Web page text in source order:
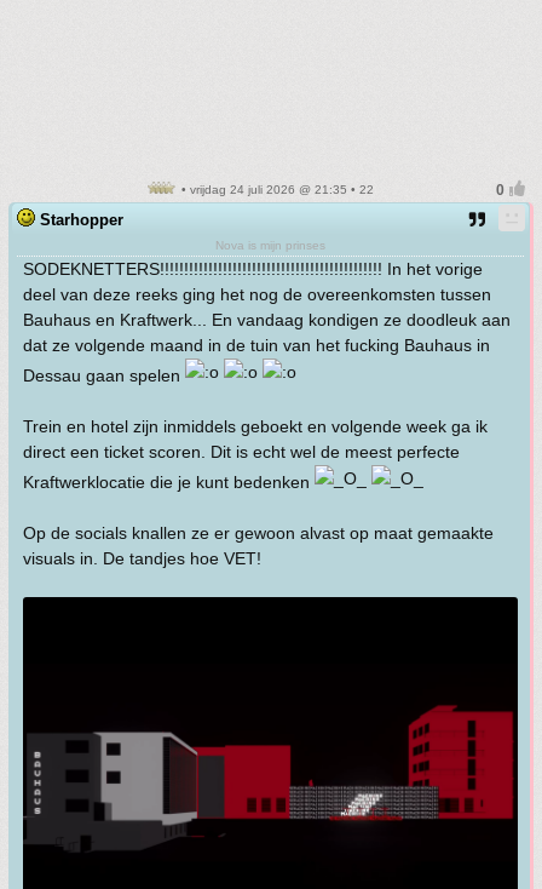
• vrijdag 24 juli 2026 @ 21:35 • 22
Starhopper
Nova is mijn prinses
SODEKNETTERS!!!!!!!!!!!!!!!!!!!!!!!!!!!!!!!!!!!!!!!!!!!!!! In het vorige
deel van deze reeks ging het nog de overeenkomsten tussen
Bauhaus en Kraftwerk... En vandaag kondigen ze doodleuk aan
dat ze volgende maand in de tuin van het fucking Bauhaus in
Dessau gaan spelen
Trein en hotel zijn inmiddels geboekt en volgende week ga ik
direct een ticket scoren. Dit is echt wel de meest perfecte
Kraftwerklocatie die je kunt bedenken
Op de socials knallen ze er gewoon alvast op maat gemaakte
visuals in. De tandjes hoe VET!